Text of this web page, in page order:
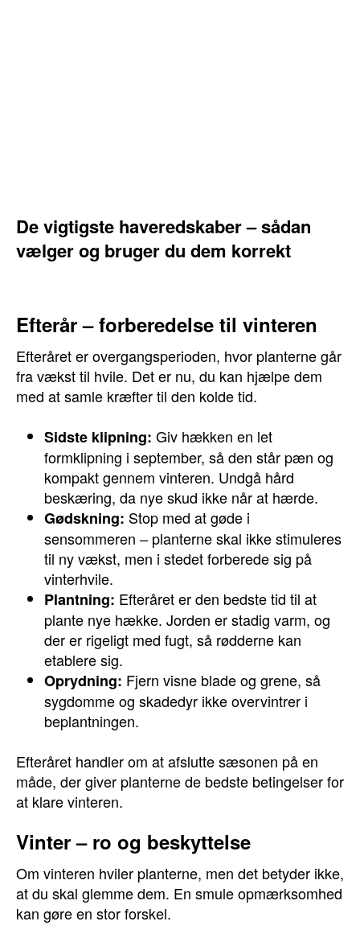
De vigtigste haveredskaber – sådan
vælger og bruger du dem korrekt
Efterår – forberedelse til vinteren
Efteråret er overgangsperioden, hvor planterne går
fra vækst til hvile. Det er nu, du kan hjælpe dem
med at samle kræfter til den kolde tid.
Sidste klipning: Giv hækken en let
formklipning i september, så den står pæn og
kompakt gennem vinteren. Undgå hård
beskæring, da nye skud ikke når at hærde.
Gødskning: Stop med at gøde i
sensommeren – planterne skal ikke stimuleres
til ny vækst, men i stedet forberede sig på
vinterhvile.
Plantning: Efteråret er den bedste tid til at
plante nye hække. Jorden er stadig varm, og
der er rigeligt med fugt, så rødderne kan
etablere sig.
Oprydning: Fjern visne blade og grene, så
sygdomme og skadedyr ikke overvintrer i
beplantningen.
Efteråret handler om at afslutte sæsonen på en
måde, der giver planterne de bedste betingelser for
at klare vinteren.
Vinter – ro og beskyttelse
Om vinteren hviler planterne, men det betyder ikke,
at du skal glemme dem. En smule opmærksomhed
kan gøre en stor forskel.